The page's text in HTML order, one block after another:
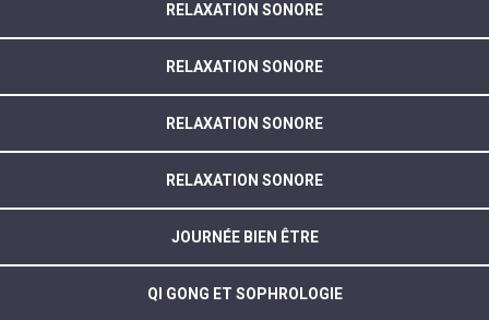
RELAXATION SONORE
RELAXATION SONORE
RELAXATION SONORE
RELAXATION SONORE
JOURNÉE BIEN ÊTRE
QI GONG ET SOPHROLOGIE